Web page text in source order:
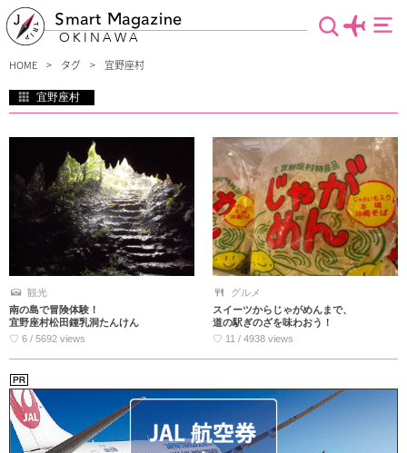
Smart Magazine
OKINAWA
HOME タグ 宜野座村
宜野座村
ルーの海でマリンスポーツをしたり、体験をしたり、鍾乳洞を探検もできます！宜
野座バーガーなどおいしいグルメもたくさんあります♪
観光
南の島で冒険体験！
宜野座村松田鍾乳洞たんけん
♡ 6 / 5692 views
グルメ
スイーツからじゃがめんまで、
道の駅ぎのざを味わおう！
♡ 11 / 4938 views